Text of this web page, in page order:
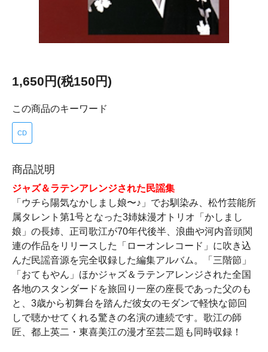
1,650円(税150円)
この商品のキーワード
CD
商品説明
ジャズ＆ラテンアレンジされた民謡集
「ウチら陽気なかしまし娘〜♪」でお馴染み、松竹芸能所
属タレント第1号となった3姉妹漫才トリオ「かしまし
娘」の長姉、正司歌江が70年代後半、浪曲や河内音頭関
連の作品をリリースした「ローオンレコード」に吹き込
んだ民謡音源を完全収録した編集アルバム。「三階節」
「おてもやん」ほかジャズ＆ラテンアレンジされた全国
各地のスタンダードを旅回り一座の座長であった父のも
と、3歳から初舞台を踏んだ彼女のモダンで軽快な節回
しで聴かせてくれる驚きの名演の連続です。歌江の師
匠、都上英二・東喜美江の漫才至芸二題も同時収録！